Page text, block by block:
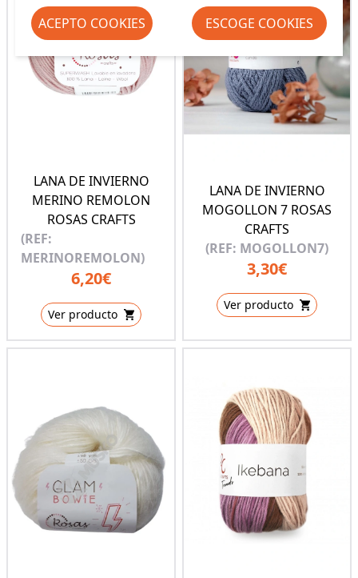
LANA DE INVIERNO
MERINO REMOLON
ROSAS CRAFTS
(REF:
MERINOREMOLON)
6,20€
Ver producto
LANA DE INVIERNO
MOGOLLON 7 ROSAS
CRAFTS
(REF: MOGOLLON7)
3,30€
Ver producto
ACEPTO COOKIES ESCOGE COOKIES